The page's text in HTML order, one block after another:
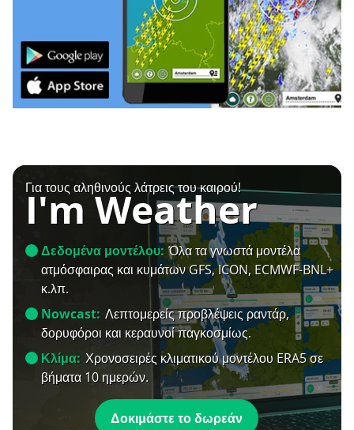
Για τους αληθινούς λάτρεις του καιρού!
I'm Weather
Δεδομένα μοντέλου: Όλα τα γνωστά μοντέλα
ατμόσφαιρας και κυμάτων GFS, ICON, ECMWF-BNL+
κ.λπ.
Nowcast: Λεπτομερείς προβλέψεις ραντάρ,
δορυφόροι και κεραυνοί παγκοσμίως.
Κλίμα: Χρονοσειρές κλιματικού μοντέλου ERA5 σε
βήματα 10 ημερών.
Δοκιμάστε το δωρεάν